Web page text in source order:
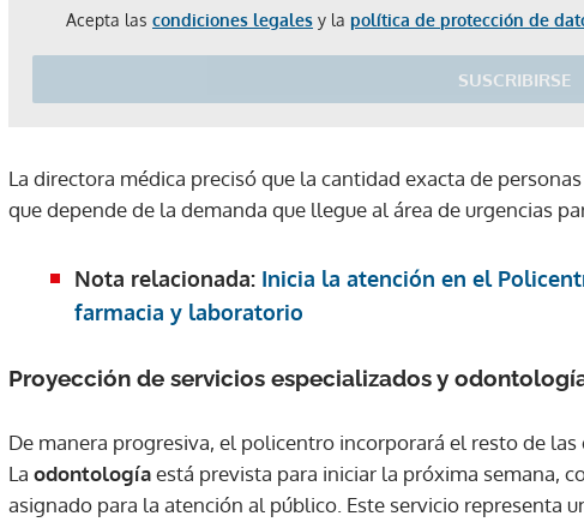
Acepta las condiciones legales y la política de protección de
SUSCRIBIRSE
La directora médica precisó que la cantidad exacta de
que depende de la demanda que llegue al área de urgencias
Nota relacionada: Inicia la atención en el
farmacia y laboratorio
Proyección de servicios especializados y
De manera progresiva, el policentro incorporará el resto de
La odontologíaestá prevista para iniciar la próxima semana,
asignado para la atención al público. Este servicio representa